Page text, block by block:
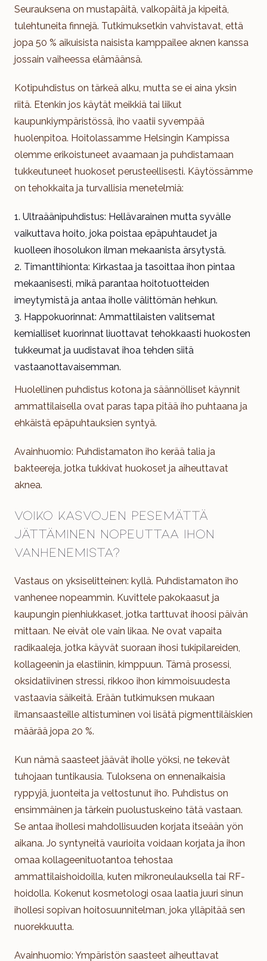
Seurauksena on mustapäitä, valkopäitä ja kipeitä,
tulehtuneita finnejä. Tutkimuksetkin vahvistavat, että
jopa 50 % aikuisista naisista kamppailee aknen kanssa
jossain vaiheessa elämäänsä.
Kotipuhdistus on tärkeä alku, mutta se ei aina yksin
riitä. Etenkin jos käytät meikkiä tai liikut
kaupunkiympäristössä, iho vaatii syvempää
huolenpitoa. Hoitolassamme Helsingin Kampissa
olemme erikoistuneet avaamaan ja puhdistamaan
tukkeutuneet huokoset perusteellisesti. Käytössämme
on tehokkaita ja turvallisia menetelmiä:
Ultraäänipuhdistus: Hellävarainen mutta syvälle
vaikuttava hoito, joka poistaa epäpuhtaudet ja
kuolleen ihosolukon ilman mekaanista ärsytystä.
Timanttihionta: Kirkastaa ja tasoittaa ihon pintaa
mekaanisesti, mikä parantaa hoitotuotteiden
imeytymistä ja antaa iholle välittömän hehkun.
Happokuorinnat: Ammattilaisten valitsemat
kemialliset kuorinnat liuottavat tehokkaasti huokosten
tukkeumat ja uudistavat ihoa tehden siitä
vastaanottavaisemman.
Huolellinen puhdistus kotona ja säännölliset käynnit
ammattilaisella ovat paras tapa pitää iho puhtaana ja
ehkäistä epäpuhtauksien syntyä.
Avainhuomio: Puhdistamaton iho kerää talia ja
bakteereja, jotka tukkivat huokoset ja aiheuttavat
aknea.
Voiko kasvojen pesemättä
jättäminen nopeuttaa ihon
vanhenemista?
Vastaus on yksiselitteinen: kyllä. Puhdistamaton iho
vanhenee nopeammin. Kuvittele pakokaasut ja
kaupungin pienhiukkaset, jotka tarttuvat ihoosi päivän
mittaan. Ne eivät ole vain likaa. Ne ovat vapaita
radikaaleja, jotka käyvät suoraan ihosi tukipilareiden,
kollageenin ja elastiinin, kimppuun. Tämä prosessi,
oksidatiivinen stressi, rikkoo ihon kimmoisuudesta
vastaavia säikeitä. Erään tutkimuksen mukaan
ilmansaasteille altistuminen voi lisätä pigmenttiläiskien
määrää jopa 20 %.
Kun nämä saasteet jäävät iholle yöksi, ne tekevät
tuhojaan tuntikausia. Tuloksena on ennenaikaisia
ryppyjä, juonteita ja veltostunut iho. Puhdistus on
ensimmäinen ja tärkein puolustuskeino tätä vastaan.
Se antaa ihollesi mahdollisuuden korjata itseään yön
aikana. Jo syntyneitä vaurioita voidaan korjata ja ihon
omaa kollageenituotantoa tehostaa
ammattilaishoidoilla, kuten mikroneulauksella tai RF-
hoidolla. Kokenut kosmetologi osaa laatia juuri sinun
ihollesi sopivan hoitosuunnitelman, joka ylläpitää sen
nuorekkuutta.
Avainhuomio: Ympäristön saasteet aiheuttavat